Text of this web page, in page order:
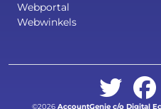
Webportal
Webwinkels
©2026 AccountGenie c/o Digital